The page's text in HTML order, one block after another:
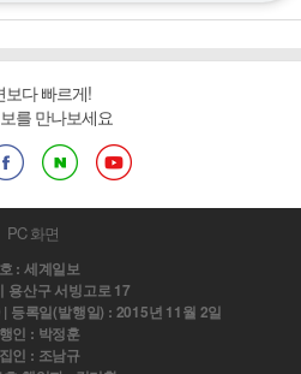
보다 빠르게!
를 만나보세요
PC 화면
: 세계일보
용산구 서빙고로 17
등록일(발행일) : 2015년 11월 2일
인 : 박정훈
인 : 조남규